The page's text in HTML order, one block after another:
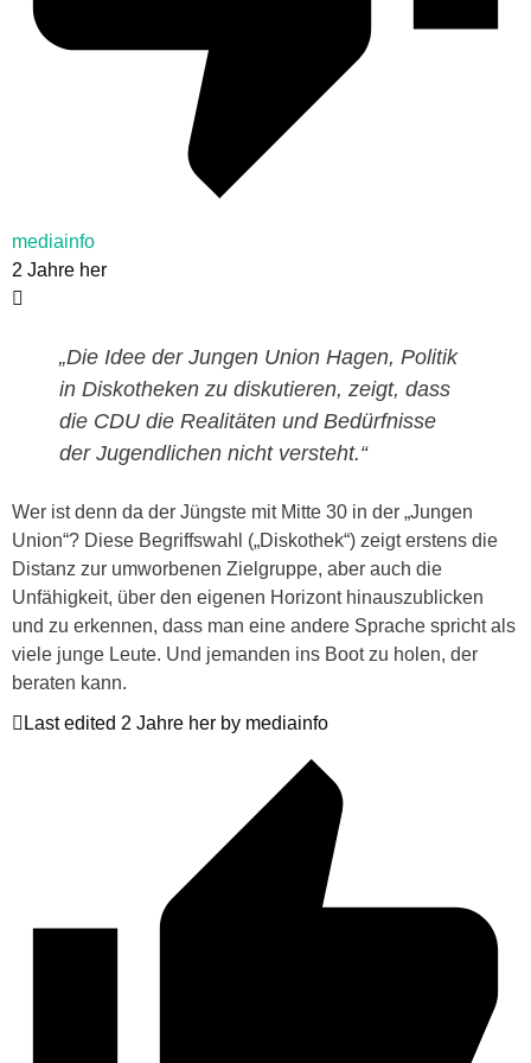
mediainfo
2 Jahre her
„Die Idee der Jungen Union Hagen, Politik
in Diskotheken zu diskutieren, zeigt, dass
die CDU die Realitäten und Bedürfnisse
der Jugendlichen nicht versteht.“
Wer ist denn da der Jüngste mit Mitte 30 in der „Jungen
Union“? Diese Begriffswahl („Diskothek“) zeigt erstens die
Distanz zur umworbenen Zielgruppe, aber auch die
Unfähigkeit, über den eigenen Horizont hinauszublicken
und zu erkennen, dass man eine andere Sprache spricht als
viele junge Leute. Und jemanden ins Boot zu holen, der
beraten kann.
Last edited 2 Jahre her by mediainfo